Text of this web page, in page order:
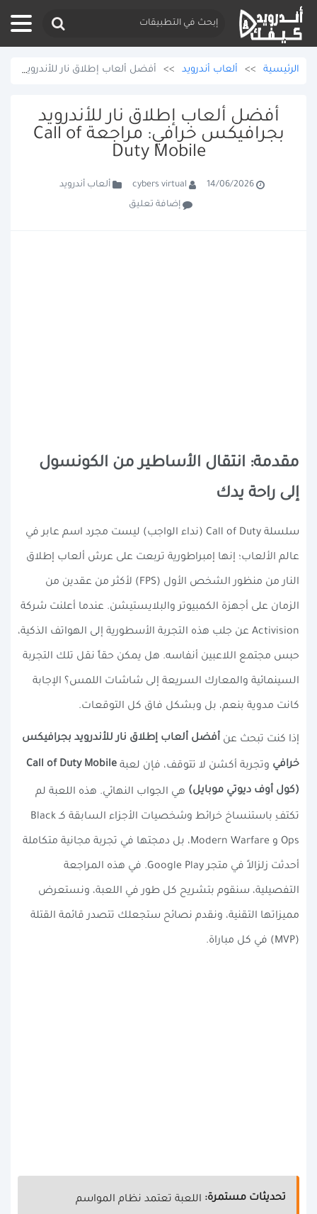
الرئيسية >> ألعاب أندرويد >> أفضل ألعاب إطلاق نار للأندرويد بجرافيكس خرافي: مراجعة Call of Duty Mobile
أفضل ألعاب إطلاق نار للأندرويد
بجرافيكس خرافي: مراجعة Call of
Duty Mobile
14/06/2026
cybers virtual
ألعاب أندرويد
إضافة تعليق
مقدمة: انتقال الأساطير من الكونسول
إلى راحة يدك
سلسلة Call of Duty (نداء الواجب) ليست مجرد اسم عابر في
عالم الألعاب؛ إنها إمبراطورية تربعت على عرش ألعاب إطلاق
النار من منظور الشخص الأول (FPS) لأكثر من عقدين من
الزمان على أجهزة الكمبيوتر والبلايستيشن. عندما أعلنت شركة
Activision عن جلب هذه التجربة الأسطورية إلى الهواتف الذكية،
حبس مجتمع اللاعبين أنفاسه. هل يمكن حقاً نقل تلك التجربة
السينمائية والمعارك السريعة إلى شاشات اللمس؟ الإجابة
كانت مدوية بنعم، بل وبشكل فاق كل التوقعات.
إذا كنت تبحث عن أفضل ألعاب إطلاق نار للأندرويد بجرافيكس
خرافي وتجربة أكشن لا تتوقف، فإن لعبة Call of Duty Mobile
(كول أوف ديوتي موبايل) هي الجواب النهائي. هذه اللعبة لم
تكتفِ باستنساخ خرائط وشخصيات الأجزاء السابقة كـ Black
Ops و Modern Warfare، بل دمجتها في تجربة مجانية متكاملة
أحدثت زلزالاً في متجر Google Play. في هذه المراجعة
التفصيلية، سنقوم بتشريح كل طور في اللعبة، ونستعرض
مميزاتها التقنية، ونقدم نصائح ستجعلك تتصدر قائمة القتلة
(MVP) في كل مباراة.
تحديثات مستمرة: اللعبة تعتمد نظام المواسم